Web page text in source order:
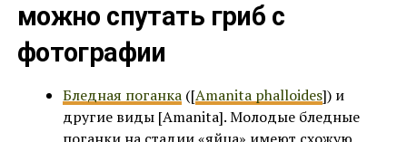
можно спутать гриб с
фотографии
Бледная поганка([Amanita phalloides]) и
другие виды [Amanita]. Молодые бледные